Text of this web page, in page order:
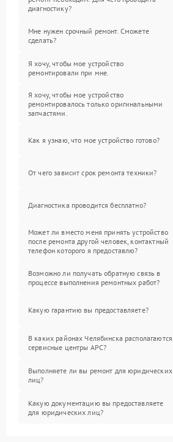
диагностику?
Мне нужен срочный ремонт. Сможете
сделать?
Я хочу, чтобы мое устройство
ремонтировали при мне.
Я хочу, чтобы мое устройство
ремонтировалось только оригинальными
запчастями.
Как я узнаю, что мое устройство готово?
От чего зависит срок ремонта техники?
Диагностика проводится бесплатно?
Может ли вместо меня принять устройство
после ремонта другой человек, контактный
телефон которого я предоставлю?
Возможно ли получать обратную связь в
процессе выполнения ремонтных работ?
Какую гарантию вы предоставляете?
В каких районах Челябинска располагаются
сервисные центры APC?
Выполняете ли вы ремонт для юридических
лиц?
Какую документацию вы предоставляете
для юридических лиц?